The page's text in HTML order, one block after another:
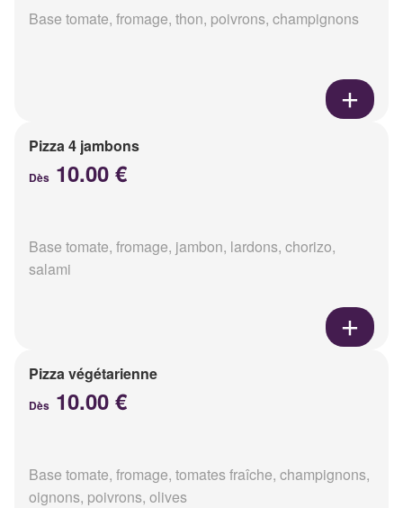
Base tomate, fromage, thon, poivrons, champignons
Pizza 4 jambons
Dès 10.00 €
Base tomate, fromage, jambon, lardons, chorizo,
salami
Pizza végétarienne
Dès 10.00 €
Base tomate, fromage, tomates fraîche, champignons,
oignons, poivrons, olives